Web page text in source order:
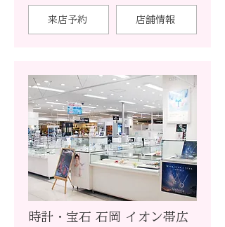
来店予約 店舗情報
時計・宝石 石岡 イオン帯広